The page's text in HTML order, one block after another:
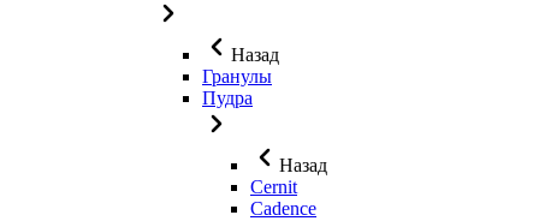
Назад
Гранулы
Пудра
Назад
Cernit
Cadence